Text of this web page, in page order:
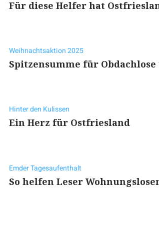
Für diese Helfer hat
Weihnachtsaktion 2025
Spitzensumme für
Hinter den Kulissen
Ein Herz für Ostfriesland
Emder Tagesaufenthalt
So helfen Leser